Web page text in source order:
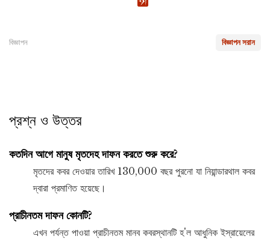
বিজ্ঞাপন সরান
বিজ্ঞাপন
প্রশ্ন ও উত্তর
কতদিন আগে মানুষ মৃতদেহ দাফন করতে শুরু করে?
মৃতদের কবর দেওয়ার তারিখ 130,000 বছর পুরনো যা নিয়ান্ডারথাল কবর
দ্বারা প্রমাণিত হয়েছে।
প্রাচীনতম দাফন কোনটি?
এখন পর্যন্ত পাওয়া প্রাচীনতম মানব কবরস্থানটি হ'ল আধুনিক ইস্রায়েলের